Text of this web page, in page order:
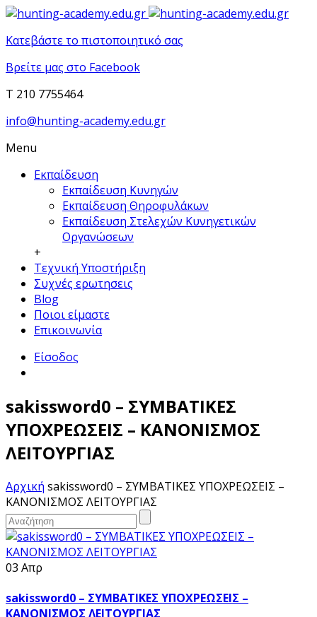
Κατεβάστε το πιστοποιητικό σας
Βρείτε μας στο Facebook
T 210 7755464
info@hunting-academy.edu.gr
Menu
Εκπαίδευση
Εκπαίδευση Κυνηγών
Εκπαίδευση Θηροφυλάκων
Εκπαίδευση Στελεχών Κυνηγετικών
Οργανώσεων
+
Τεχνική Υποστήριξη
Συχνές ερωτησεις
Blog
Ποιοι είμαστε
Επικοινωνία
Είσοδος
sakissword0 – ΣΥΜΒΑΤΙΚΕΣ
ΥΠΟΧΡΕΩΣΕΙΣ – ΚΑΝΟΝΙΣΜΟΣ
ΛΕΙΤΟΥΡΓΙΑΣ
Αρχική sakissword0 – ΣΥΜΒΑΤΙΚΕΣ ΥΠΟΧΡΕΩΣΕΙΣ –
ΚΑΝΟΝΙΣΜΟΣ ΛΕΙΤΟΥΡΓΙΑΣ
03 Απρ
sakissword0 – ΣΥΜΒΑΤΙΚΕΣ ΥΠΟΧΡΕΩΣΕΙΣ –
ΚΑΝΟΝΙΣΜΟΣ ΛΕΙΤΟΥΡΓΙΑΣ